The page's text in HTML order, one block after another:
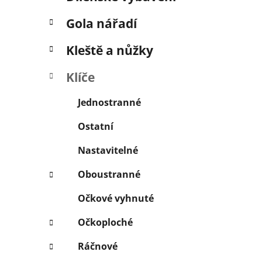
p
n
l
Gola nářadí
Kleště a nůžky
Klíče
Jednostranné
Ostatní
Nastavitelné
Oboustranné
Očkové vyhnuté
Očkoploché
Ráčnové